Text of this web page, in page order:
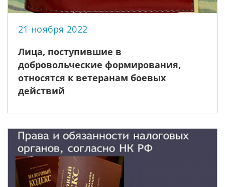
21 ноября 2022
Лица, поступившие в
добровольческие формирования,
относятся к ветеранам боевых
действий